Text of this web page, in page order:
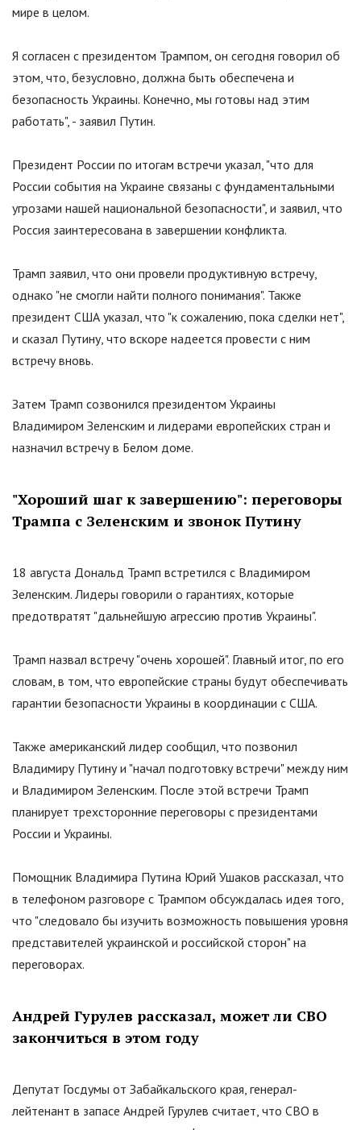
мире в целом.
Я согласен с президентом Трампом, он сегодня говорил об
этом, что, безусловно, должна быть обеспечена и
безопасность Украины. Конечно, мы готовы над этим
работать", - заявил Путин.
Президент России по итогам встречи указал, "что для
России события на Украине связаны с фундаментальными
угрозами нашей национальной безопасности", и заявил, что
Россия заинтересована в завершении конфликта.
Трамп заявил, что они провели продуктивную встречу,
однако "не смогли найти полного понимания". Также
президент США указал, что "к сожалению, пока сделки нет",
и сказал Путину, что вскоре надеется провести с ним
встречу вновь.
Затем Трамп созвонился президентом Украины
Владимиром Зеленским и лидерами европейских стран и
назначил встречу в Белом доме.
"Хороший шаг к завершению": переговоры
Трампа с Зеленским и звонок Путину
18 августа Дональд Трамп встретился с Владимиром
Зеленским. Лидеры говорили о гарантиях, которые
предотвратят "дальнейшую агрессию против Украины".
Трамп назвал встречу"очень хорошей". Главный итог, по его
словам, в том, что европейские страны будут обеспечивать
гарантии безопасности Украины в координации с США.
Также американский лидер сообщил, что позвонил
Владимиру Путину и "начал подготовку встречи"между ним
и Владимиром Зеленским. После этой встречи Трамп
планирует трехсторонние переговоры с президентами
России и Украины.
Помощник Владимира Путина Юрий Ушаков рассказал, что
в телефоном разговоре с Трампом обсуждалась идея того,
что "следовало бы изучить возможность повышения уровня
представителей украинской и российской сторон"на
переговорах.
Андрей Гурулев рассказал, может ли СВО
закончиться в этом году
Депутат Госдумы от Забайкальского края, генерал-
лейтенант в запасе Андрей Гурулев считает, что СВО в